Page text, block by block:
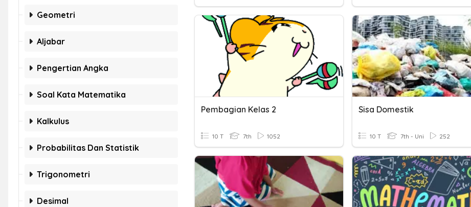
Geometri
Aljabar
Pengertian Angka
Soal Kata Matematika
Kalkulus
Probabilitas Dan Statistik
Trigonometri
Desimal
Pembagian Kelas 2
10 T 7th 1052
Sisa Domestik
10 T 7th - Uni 252